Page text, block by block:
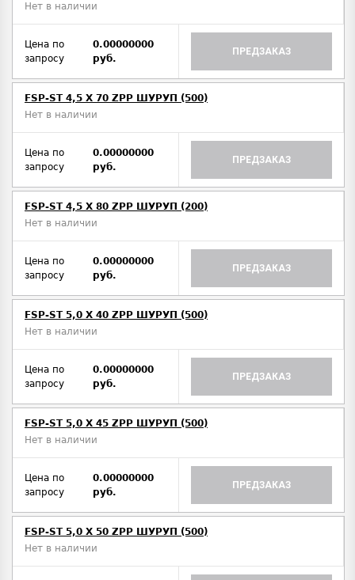
Нет в наличии
Цена по
запросу
0.00000000
руб.
ПРЕДЗАКАЗ
FSP-ST 4,5 X 70 ZPP ШУРУП (500)
Нет в наличии
Цена по
запросу
0.00000000
руб.
ПРЕДЗАКАЗ
FSP-ST 4,5 X 80 ZPP ШУРУП (200)
Нет в наличии
Цена по
запросу
0.00000000
руб.
ПРЕДЗАКАЗ
FSP-ST 5,0 X 40 ZPP ШУРУП (500)
Нет в наличии
Цена по
запросу
0.00000000
руб.
ПРЕДЗАКАЗ
FSP-ST 5,0 X 45 ZPP ШУРУП (500)
Нет в наличии
Цена по
запросу
0.00000000
руб.
ПРЕДЗАКАЗ
FSP-ST 5,0 X 50 ZPP ШУРУП (500)
Нет в наличии